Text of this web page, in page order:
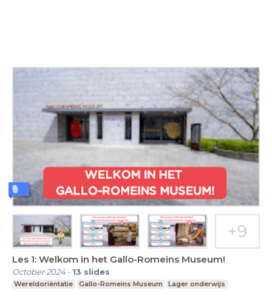
Les 1: Welkom in het Gallo-Romeins Museum!
October 2024- 13 slides
Wereldoriëntatie Gallo-Romeins Museum Lager onderwijs